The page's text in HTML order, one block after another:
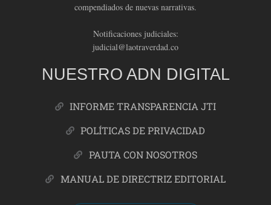
compendiados de nuevas narrativas.
Notificaciones judiciales:
judicial@laotraverdad.co
NUESTRO ADN DIGITAL
INFORME TRANSPARENCIA JTI
POLÍTICAS DE PRIVACIDAD
PAUTA CON NOSOTROS
MANUAL DE DIRECTRIZ EDITORIAL